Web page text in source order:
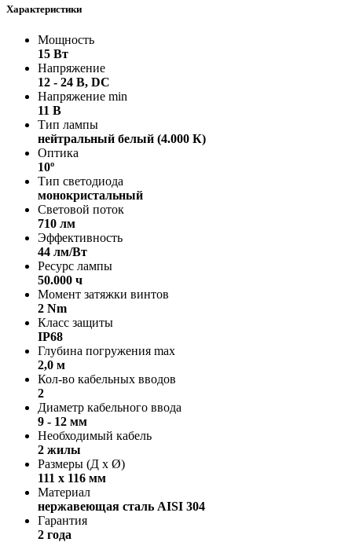
Характеристики
Мощность
15 Вт
Напряжение
12 - 24 В, DC
Напряжение min
11 В
Тип лампы
нейтральный белый (4.000 К)
Оптика
10º
Тип светодиода
монокристальный
Световой поток
710 лм
Эффективность
44 лм/Вт
Ресурс лампы
50.000 ч
Момент затяжки винтов
2 Nm
Класс защиты
IP68
Глубина погружения max
2,0 м
Кол-во кабельных вводов
2
Диаметр кабельного ввода
9 - 12 мм
Необходимый кабель
2 жилы
Размеры (Д х Ø)
111 х 116 мм
Материал
нержавеющая сталь AISI 304
Гарантия
2 года